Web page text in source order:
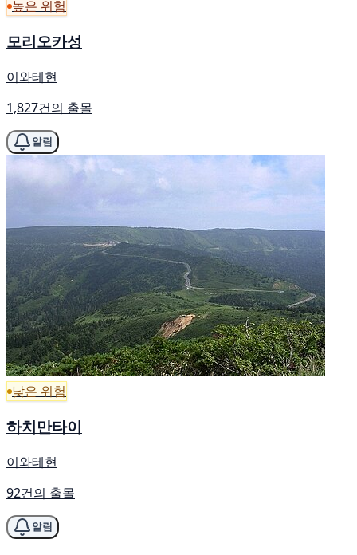
높은 위험
모리오카성
이와테현
1,827건의 출몰
알림
낮은 위험
하치만타이
이와테현
92건의 출몰
알림